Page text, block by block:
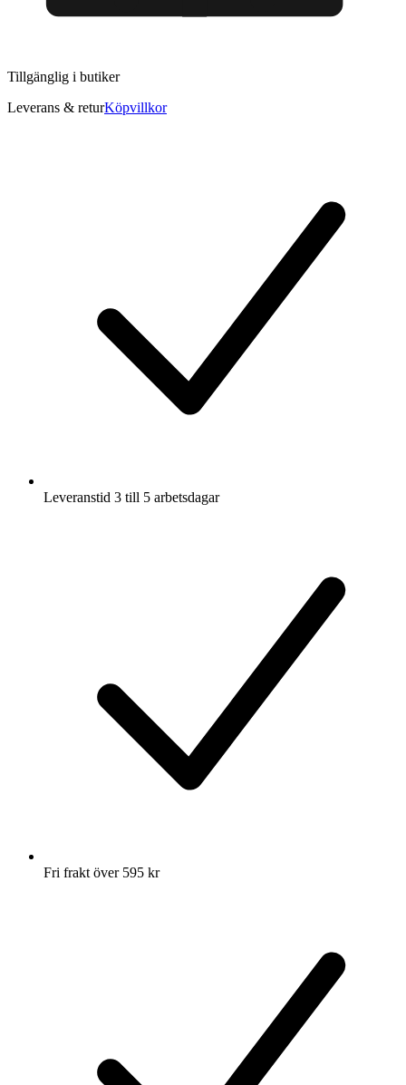
Tillgänglig i butiker
Leverans & returKöpvillkor
Leveranstid 3 till 5 arbetsdagar
Fri frakt över 595 kr